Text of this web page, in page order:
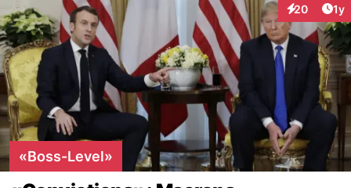
20 1y
«Boss-Level»